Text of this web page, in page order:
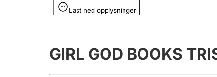
Last ned opplysninger
Opplysninger er skjult
GIRL GOD BOOKS